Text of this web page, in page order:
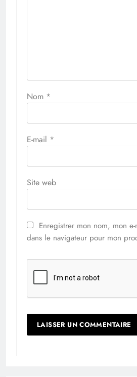
Nom *
E-mail *
Site web
Enregistrer mon nom, mon
dans le navigateur pour mon